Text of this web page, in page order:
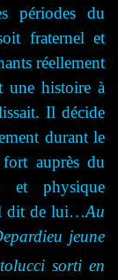
périodes du
fraternel et
réellement
une histoire à
Il décide
durant le
auprès du
et physique
dit de lui…Au
jeune
sorti en